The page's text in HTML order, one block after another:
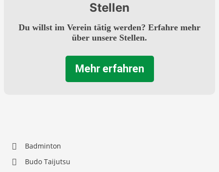
Stellen
Du willst im Verein tätig werden? Erfahre mehr
über unsere Stellen.
Mehr erfahren
Badminton
Budo Taijutsu